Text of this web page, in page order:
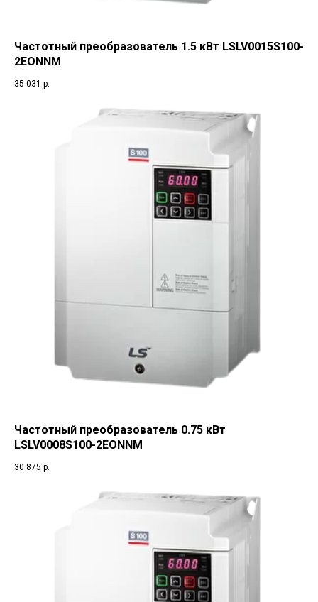
Частотный преобразователь 1.5 кВт LSLV0015S100-
2EONNM
35 031 р.
Частотный преобразователь 0.75 кВт
LSLV0008S100-2EONNM
30 875 р.